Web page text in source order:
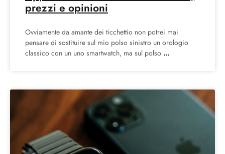
prezzi e opinioni
Ovviamente da amante dei ticchettio non potrei mai
pensare di sostituire sul mio polso sinistro un orologio
classico con un uno smartwatch, ma sul polso